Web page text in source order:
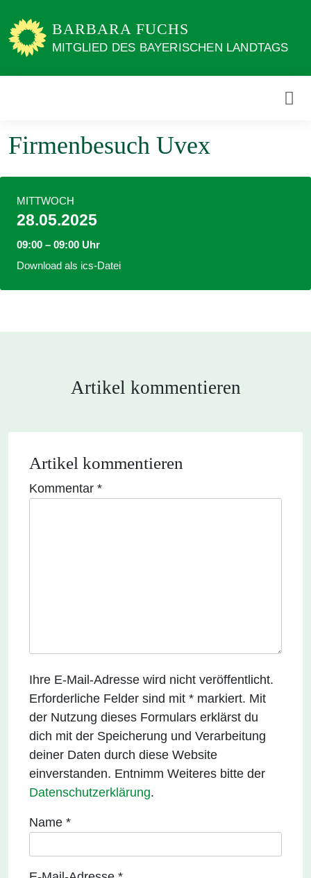
zum
Inhalt
BARBARA FUCHS
MITGLIED DES BAYERISCHEN LANDTAGS
Firmenbesuch Uvex
MITTWOCH
28.05.2025
09:00 – 09:00 Uhr
Download als ics-Datei
Artikel kommentieren
Artikel kommentieren
Kommentar *
Ihre E-Mail-Adresse wird nicht veröffentlicht.
Erforderliche Felder sind mit * markiert. Mit
der Nutzung dieses Formulars erklärst du
dich mit der Speicherung und Verarbeitung
deiner Daten durch diese Website
einverstanden. Entnimm Weiteres bitte der
Datenschutzerklärung.
Name *